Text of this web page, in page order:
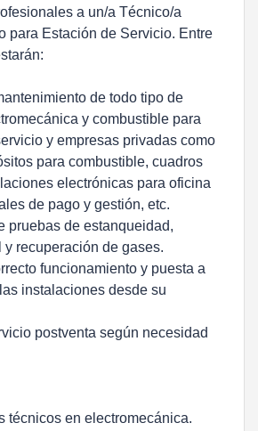
a un/a Técnico/a
para Estación de Servicio. Entre
de todo tipo de
y combustible para
y empresas privadas como
para combustible, cuadros
electrónicas para oficina
de pago y gestión, etc.
pruebas de estanqueidad,
recuperación de gases.
funcionamiento y puesta a
instalaciones desde su
postventa según necesidad
técnicos en electromecánica.